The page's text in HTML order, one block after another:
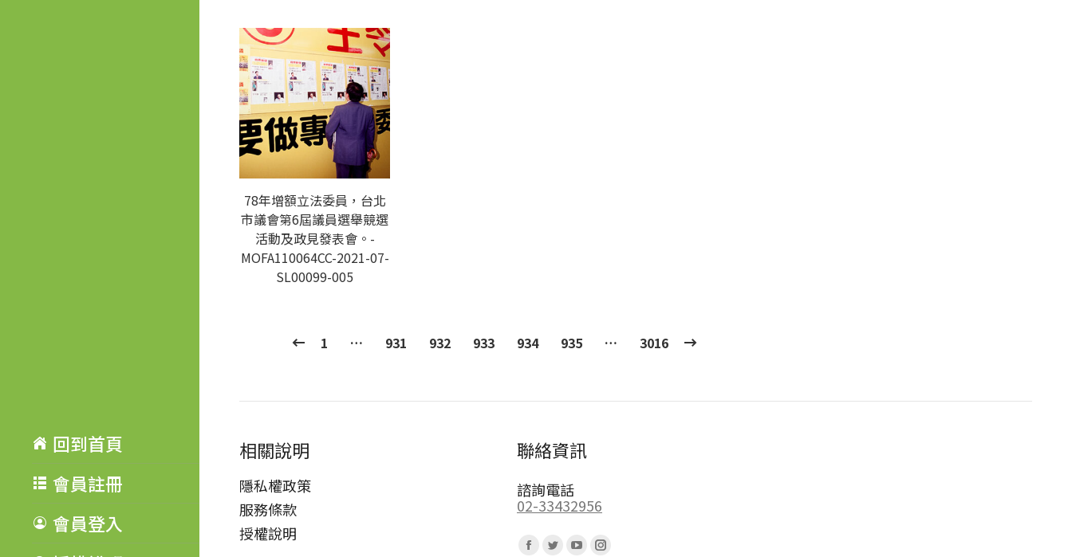
回到首頁
會員註冊
會員登入
78年增額立法委員，台北
市議會第6屆議員選舉競選
活動及政見發表會。-
MOFA110064CC-2021-07-
SL00099-005
1 … 931 932 933 934 935 … 3016
相關說明
隱私權政策
服務條款
授權說明
聯絡資訊
諮詢電話
02-33432956